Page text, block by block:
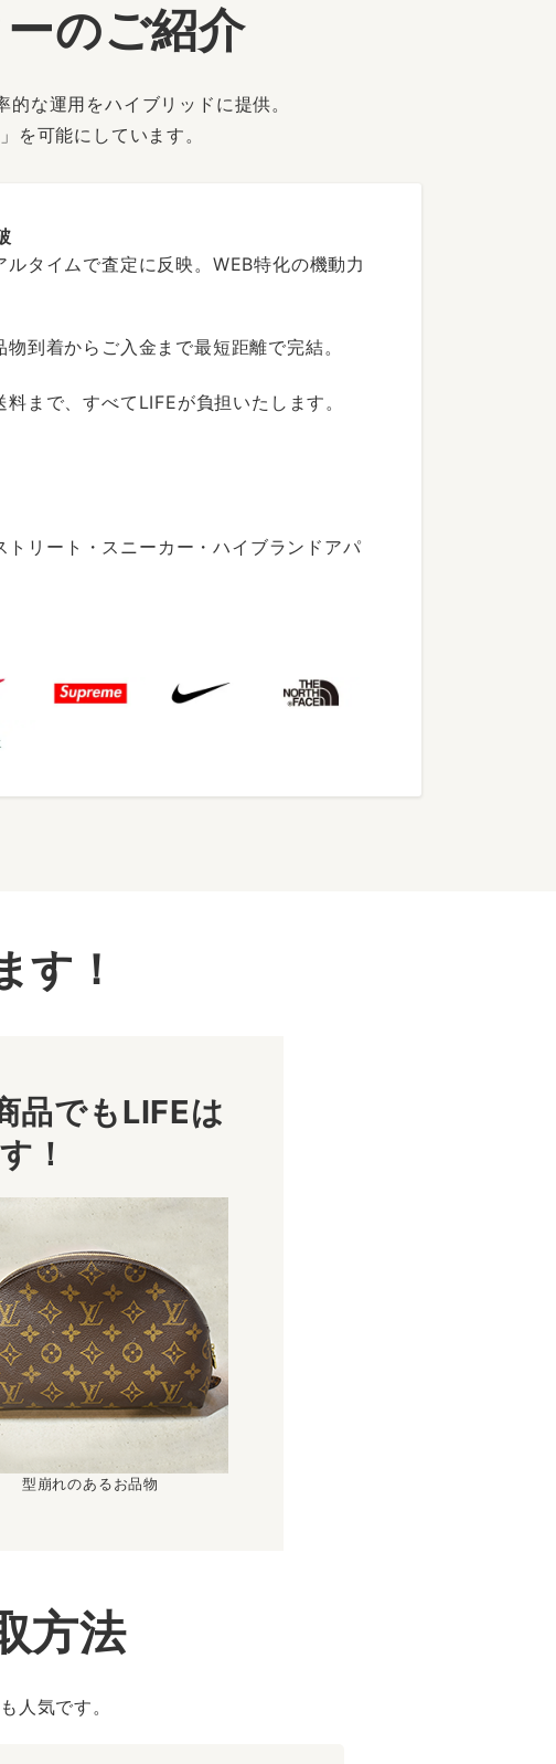
のご紹介
な運用をハイブリッドに提供。
を可能にしています。
タイムで査定に反映。WEB特化の機動力
到着からご入金まで最短距離で完結。
まで、すべてLIFEが負担いたします。
リート・スニーカー・ハイブランドアパ
す！
品でもLIFEは
！
型崩れのあるお品物
方法
人気です。